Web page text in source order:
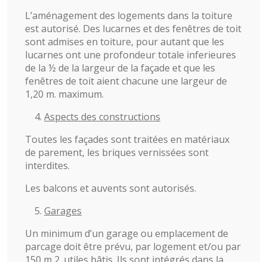
L’aménagement des logements dans la toiture
est autorisé. Des lucarnes et des fenêtres de toit
sont admises en toiture, pour autant que les
lucarnes ont une profondeur totale inferieures
de la ½ de la largeur de la façade et que les
fenêtres de toit aient chacune une largeur de
1,20 m. maximum.
Aspects des constructions
Toutes les façades sont traitées en matériaux
de parement, les briques vernissées sont
interdites.
Les balcons et auvents sont autorisés.
Garages
Un minimum d’un garage ou emplacement de
parcage doit être prévu, par logement et/ou par